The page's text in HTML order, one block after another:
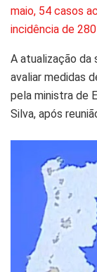
maio, 54 casos
incidência de
A atualização da
avaliar medidas
pela ministra de
Silva, após